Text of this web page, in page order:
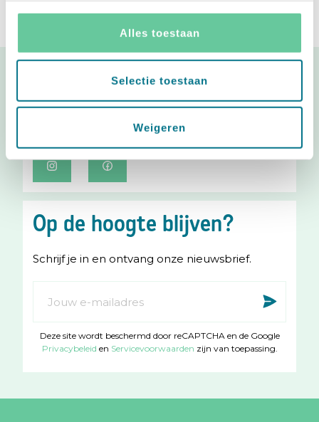
Alles toestaan
Selectie toestaan
Weigeren
#babycadeaubon
Deel blij babynieuws!
I
t
g
r
a
F
e
o
o
k
Op de hoogte blijven?
Schrijf je in en ontvang onze nieuwsbrief.
op
onze
Deze site wordt beschermd door reCAPTCHA en de Google
Privacybeleid en Servicevoorwaarden zijn van toepassing.